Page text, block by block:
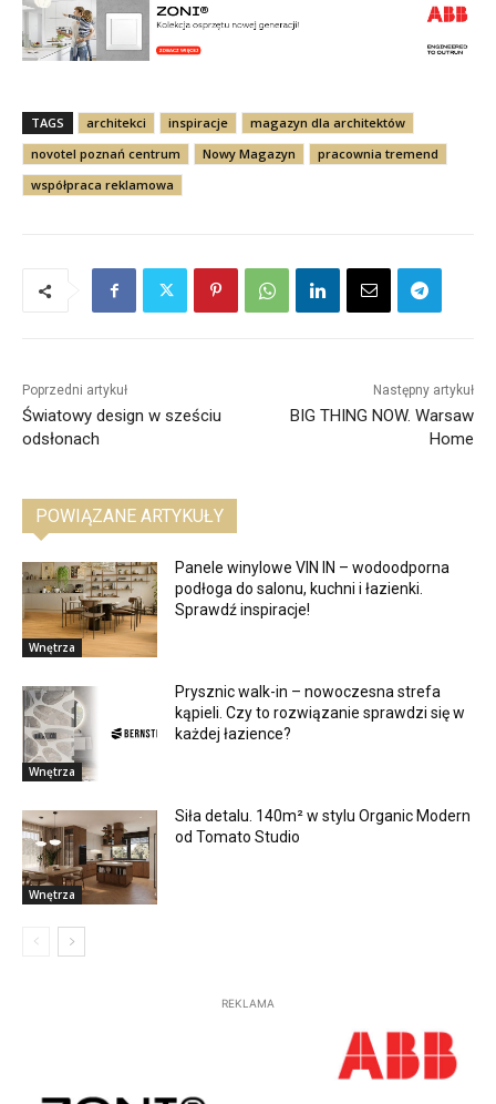
TAGS architekci inspiracje
magazyn dla architektów
novotel poznań centrum
Nowy Magazyn
pracownia tremend
współpraca reklamowa
Poprzedni artykuł
Światowy design w sześciu
odsłonach
Następny artykuł
BIG THING NOW. Warsaw
Home
POWIĄZANE ARTYKUŁY
Wnętrza
Panele winylowe VIN IN – wodoodporna
podłoga do salonu, kuchni i łazienki.
Sprawdź inspiracje!
Wnętrza
Prysznic walk-in – nowoczesna strefa
kąpieli. Czy to rozwiązanie sprawdzi się w
każdej łazience?
Wnętrza
Siła detalu. 140m² w stylu Organic Modern
od Tomato Studio
REKLAMA